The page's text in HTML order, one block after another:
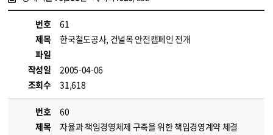
번호
61
제목
한국철도공사, 건널목 안전캠페인 전개
파일
작성일
2005-04-06
조회수
31,618
번호
60
제목
자율과 책임경영체제 구축을 위한 책임경영계약 체결